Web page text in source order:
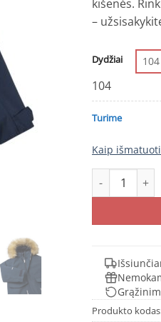
kišenės.
–
Dydžiai 104
104
Turime
Kaip
produkto
Produkto